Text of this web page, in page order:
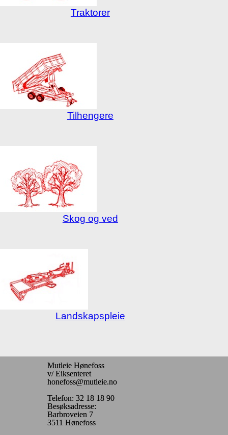
Traktorer
Tilhengere
Skog og ved
Landskapspleie
Mutleie Hønefoss
v/ Eiksenteret
honefoss@mutleie.no
Telefon: 32 18 18 90
Besøksadresse:
Barbroveien 7
3511 Hønefoss